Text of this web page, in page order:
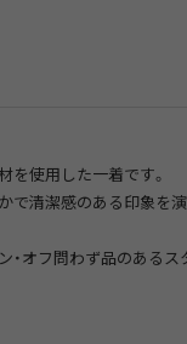
を使用した一着です。
で清潔感のある印象を
・オフ問わず品のあるス